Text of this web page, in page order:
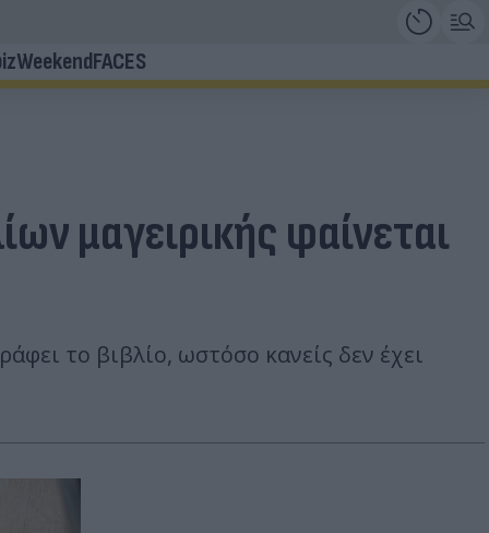
WeekendFACES
μαγειρικής φαίνεται
το βιβλίο, ωστόσο κανείς δεν έχει